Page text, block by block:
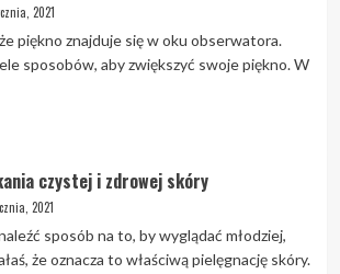
2021
piękno znajduje się w oku obserwatora.
sposobów, aby zwiększyć swoje piękno. W
czystej i zdrowej skóry
2021
sposób na to, by wyglądać młodziej,
że oznacza to właściwą pielęgnację skóry.